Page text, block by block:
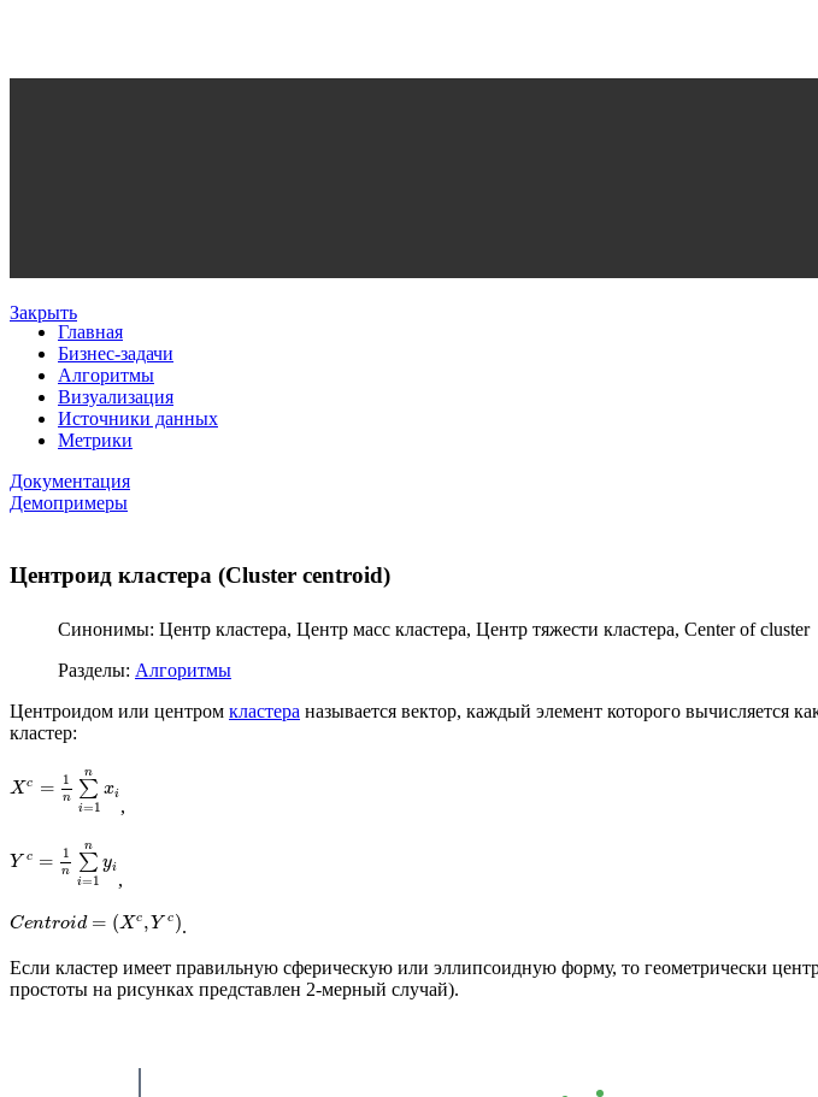
Закрыть
Главная
Бизнес-задачи
Алгоритмы
Визуализация
Источники данных
Метрики
Документация
Демопримеры
Центроид кластера (Cluster centroid)
Синонимы: Центр кластера, Центр масс кластера, Центр тяжести кластера, Center of cluster
Разделы: Алгоритмы
Центроидом или центром кластера называется вектор, каждый элемент которого вычисляется
кластер:
X c = 1
n
n
∑
i=1
xi
,
Y c = 1
n
n
∑
i=1
yi
,
Centroid = (Xc , Y c ).
Если кластер имеет правильную сферическую или эллипсоидную форму, то геометрически
простоты на рисунках представлен 2-мерный случай).